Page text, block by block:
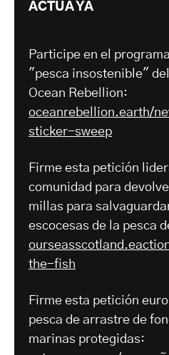
ACTÚA YA
Participe en el
"pesca insostenible"
Ocean Rebellion:
oceanrebellion.earth/
sticker-sweep
Firme esta petición
comunidad para
millas para
escocesas de la pesca
the-fish
Firme esta petición
pesca de arrastre de
marinas protegidas: